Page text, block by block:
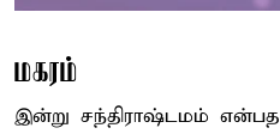
மகரம்
இன்று சந்திராஷ்டமம்